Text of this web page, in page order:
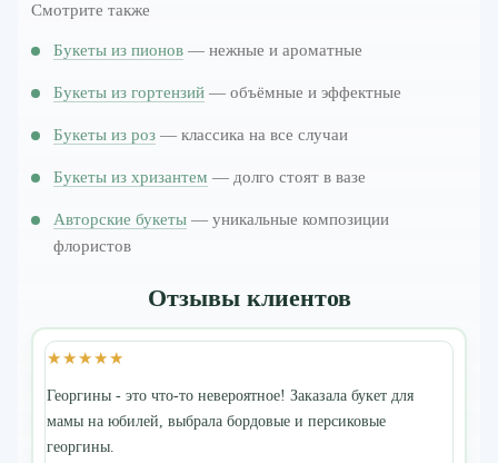
Смотрите также
Букеты из пионов — нежные и ароматные
Букеты из гортензий — объёмные и эффектные
Букеты из роз — классика на все случаи
Букеты из хризантем — долго стоят в вазе
Авторские букеты — уникальные композиции
флористов
Отзывы клиентов
★★★★★
Георгины - это что-то невероятное! Заказала букет для
мамы на юбилей, выбрала бордовые и персиковые
георгины.